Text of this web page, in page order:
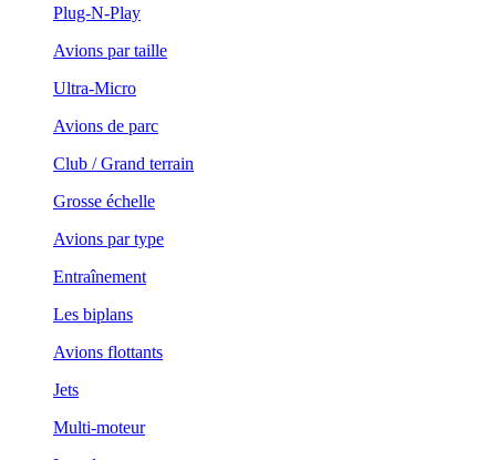
Plug-N-Play
Avions par taille
Ultra-Micro
Avions de parc
Club / Grand terrain
Grosse échelle
Avions par type
Entraînement
Les biplans
Avions flottants
Jets
Multi-moteur